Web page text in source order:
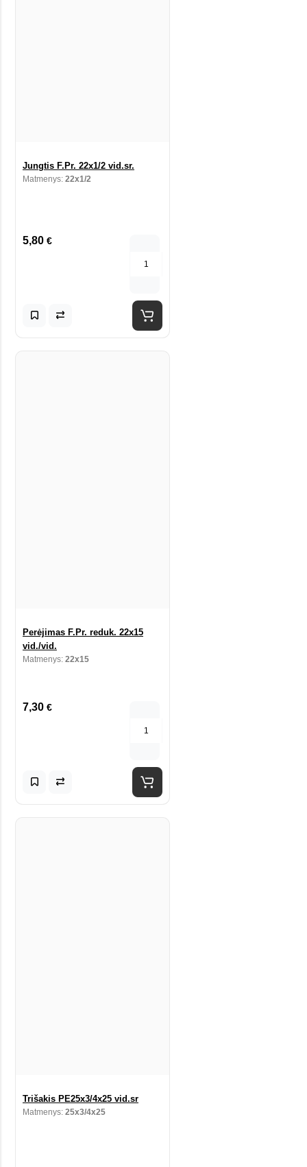
Jungtis F.Pr. 22x1/2 vid.sr.
Matmenys: 22x1/2
5,80 €
Perėjimas F.Pr. reduk. 22x15
vid./vid.
Matmenys: 22x15
7,30 €
Trišakis PE25x3/4x25 vid.sr
Matmenys: 25x3/4x25